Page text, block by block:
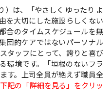
）は、「やさしく ゆったり よ
を大切にした施設らしくない
合のタイムスケジュールを無
団的ケアではないパーソナル
タッフにとって、誇りと喜び
環境です。「垣根のないフラ
す。上司全員が絶えず職員全
記の「詳細を見る」をクリッ